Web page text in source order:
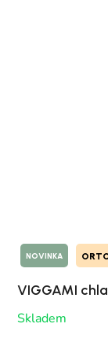
NOVINKA
VIGGAMI
Skladem